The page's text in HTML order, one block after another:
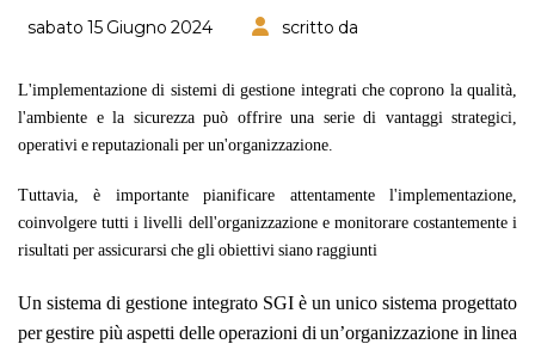
sabato 15 Giugno 2024 scritto da
L'implementazione di sistemi di gestione integrati che coprono la qualità,
l'ambiente e la sicurezza può offrire una serie di vantaggi strategici,
operativi e reputazionali per un'organizzazione.
Tuttavia, è importante pianificare attentamente l'implementazione,
coinvolgere tutti i livelli dell'organizzazione e monitorare costantemente i
risultati per assicurarsi che gli obiettivi siano raggiunti
Un sistema di gestione integrato SGI è un unico sistema progettato
per gestire più aspetti delle operazioni di un’organizzazione in linea